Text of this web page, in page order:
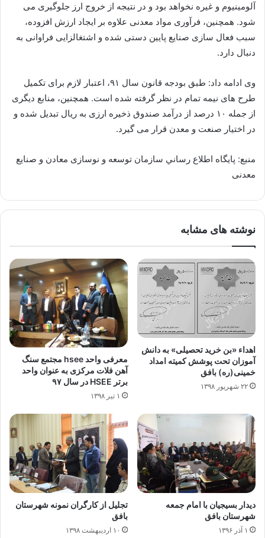
آلومینیوم و غیره نخواهد بود و در نتیجه از خروج ارز جلوگیری می
شود. همچنین، فرآوری مواد معدنی علاوه بر ایجاد ارزش افزوده،
سبب فعال سازی صنایع پایین دستی شده و اشتغالزایی فراوانی به
دنبال دارد.
وی ادامه داد: طبق بودجه قانون سال ۹۱، اعتبار لازم برای تكمیل
طرح های نیمه تمام در نظر گرفته شده است. همچنین، منابع دیگری
از جمله ۱۰ درصد از درآمد صندوق ذخیره ارزی به ریال تبدیل شده و
در اختیار صنعت و معدن قرار می گیرد.
منبع: پايگاه اطلاع رساني سازمان توسعه و نوسازی معادن و صنایع
معدنی
نوشته های مشابه
اهداء «بن خرید تحصیلی» به دانش
آموزان تحت پوشش کمیته امداد
خمینی(ره) بافق
۲۲ شهریور ۱۳۹۸
معرفی واحد hsee مجتمع سنگ
آهن فلات مرکزی به عنوان واحد
برتر HSEE در سال ۹۷
۱ تیر ۱۳۹۸
دیدار بسیجیان با امام جمعه
شهرستان بافق
۱ آذر ۱۳۹۶
تجلیل از کارگران نمونه شهرستان
بافق
۱۰ اردیبهشت ۱۳۹۸